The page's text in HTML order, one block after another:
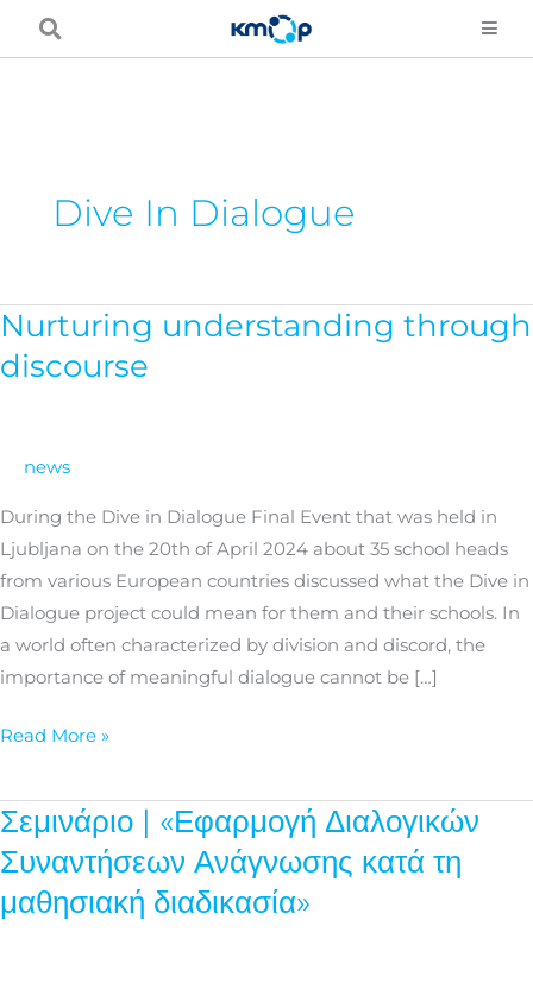
Dive In Dialogue
Nurturing understanding through
discourse
news
During the Dive in Dialogue Final Event that was held in
Ljubljana on the 20th of April 2024 about 35 school heads
from various European countries discussed what the Dive in
Dialogue project could mean for them and their schools. In
a world often characterized by division and discord, the
importance of meaningful dialogue cannot be […]
Nurturing
understanding
through
Read More »
Σεμινάριο | «Εφαρμογή Διαλογικών
Συναντήσεων Ανάγνωσης κατά τη
μαθησιακή διαδικασία»
Σεμινάριο
|
Διαλογικών